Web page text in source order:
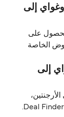
إلى
على
الخاصة
إلى